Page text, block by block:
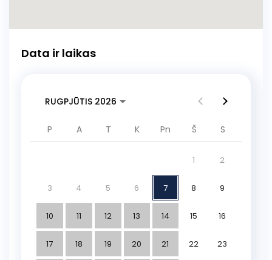
Data ir laikas
RUGPJŪTIS 2026
P A T K Pn Š S
1 2
3 4 5 6 7 8 9
10 11 12 13 14 15 16
17 18 19 20 21 22 23